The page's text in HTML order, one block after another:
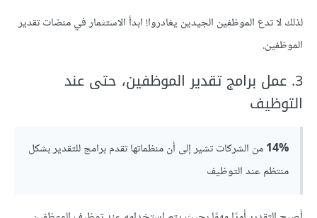
لذلك لا تدع الموظفين الجيدين يغادروا! ابدأ الاستثمار في منصّات تقدير
الموظفين.
3. عمل برامج تقدير الموظفين، حتى عند
التوظيف
14%من الشركات تشير إلى أن منظماتها تقدم برامج للتقدير بشكل
منتظم عند التوظيف